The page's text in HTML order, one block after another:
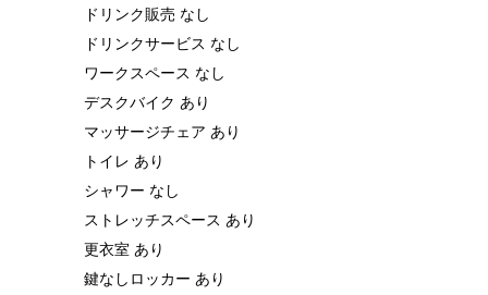
ドリンク販売 なし
ドリンクサービス なし
ワークスペース なし
デスクバイク あり
マッサージチェア あり
トイレ あり
シャワー なし
ストレッチスペース あり
更衣室 あり
鍵なしロッカー あり